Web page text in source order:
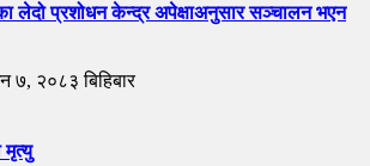
लेदो प्रशोधन केन्द्र अपेक्षाअनुसार सञ्चालन भएन
७, २०८३ बिहिबार
मृत्यु